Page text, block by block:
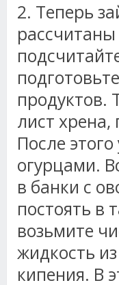
2. Теперь
продуктов.
лист хрена,
После
огурцами.
в банки с
постоять в
возьмите
жидкость
кипения. В